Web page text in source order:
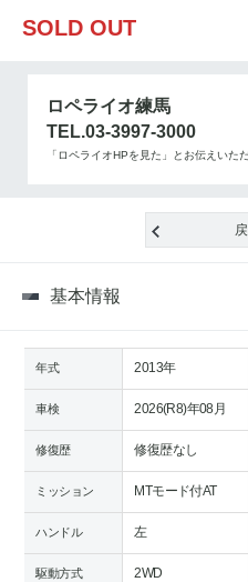
SOLD OUT
ロペライオ練馬
TEL.03-3997-3000
「ロペライオHPを見た」とお伝えいた
基本情報
年式 2013年
車検 2026(R8)年08月
修復歴 修復歴なし
ミッション MTモード付AT
ハンドル 左
駆動方式 2WD